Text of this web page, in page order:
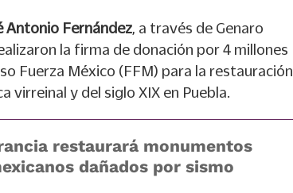
Antonio Fernández, a través de Genaro
la firma de donación por 4 millones
Fuerza México (FFM) para la restauración
virreinal y del siglo XIX en Puebla.
restaurará monumentos
dañados por sismo